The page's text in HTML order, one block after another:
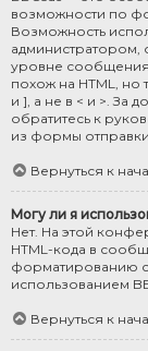
возможности по
Возможность
администратором,
уровне сообщения
похож на HTML, но
и ], а не в < и >. За
обратитесь к
из формы
Вернуться к
Могу ли я
Нет. На этой
HTML-кода в
форматированию
использованием
Вернуться к